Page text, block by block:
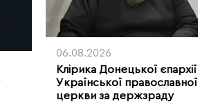
06.08.2026
Клірика Донецької єпархії
Української православної
церкви за держзраду